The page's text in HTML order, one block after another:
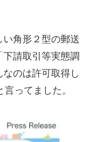
角形２型の郵送
請取引等実態調
のは許可取得し
ってました。